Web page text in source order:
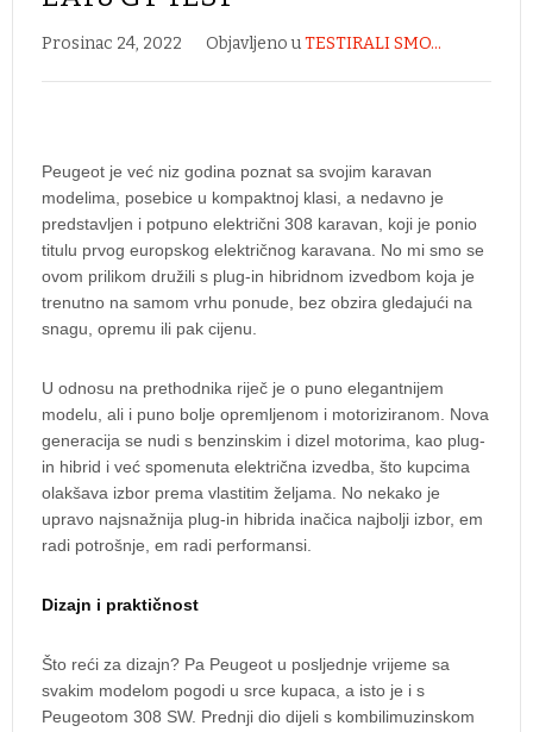
Prosinac 24, 2022 Objavljeno uTESTIRALI SMO...
Peugeot je već niz godina poznat sa svojim karavan
modelima, posebice u kompaktnoj klasi, a nedavno je
predstavljen i potpuno električni 308 karavan, koji je ponio
titulu prvog europskog električnog karavana. No mi smo se
ovom prilikom družili s plug-in hibridnom izvedbom koja je
trenutno na samom vrhu ponude, bez obzira gledajući na
snagu, opremu ili pak cijenu.
U odnosu na prethodnika riječ je o puno elegantnijem
modelu, ali i puno bolje opremljenom i motoriziranom. Nova
generacija se nudi s benzinskim i dizel motorima, kao plug-
in hibrid i već spomenuta električna izvedba, što kupcima
olakšava izbor prema vlastitim željama. No nekako je
upravo najsnažnija plug-in hibrida inačica najbolji izbor, em
radi potrošnje, em radi performansi.
Dizajn i praktičnost
Što reći za dizajn? Pa Peugeot u posljednje vrijeme sa
svakim modelom pogodi u srce kupaca, a isto je i s
Peugeotom 308 SW. Prednji dio dijeli s kombilimuzinskom